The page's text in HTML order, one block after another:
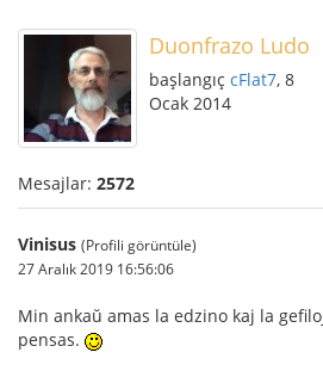
Duonfrazo Ludo
başlangıç cFlat7, 8
Ocak 2014
Mesajlar: 2572
Vinisus (Profili görüntüle)
27 Aralık 2019 16:56:06
Min ankaŭ amas la edzino kaj la
pensas.